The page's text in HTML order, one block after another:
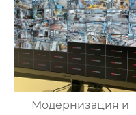
Модернизация и